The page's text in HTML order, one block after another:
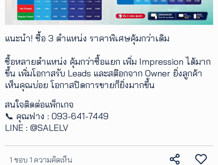
แนะนำ! ซื้อ 3 ตำแหน่ง ราคาพิเศษคุ้มกว่าเดิม
ซื้อหลายตำแหน่ง คุ้มกว่าซื้อแยก เพิ่ม Impression ได้มาก
ขึ้น เพิ่มโอกาสรับ Leads และสต๊อกจาก Owner ยิ่งลูกค้า
เห็นคุณบ่อย โอกาสปิดการขายก็ยิ่งมากขึ้น
สนใจติดต่อแพ็กเกจ
📞 คุณฟาง : 093-641-7449
LINE : @SALELV
1 ชอบ 1 ความคิดเห็น